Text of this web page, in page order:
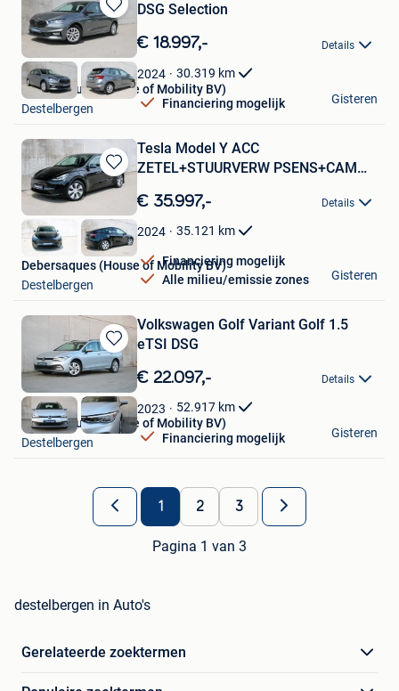
Bewaren
in
Mijn
Favorieten
DSG Selection
€ 18.997,- Details
2024 30.319 km
Financiering mogelijk
Debersaques (House of Mobility BV)
Destelbergen
Gisteren
Bewaren
in
Favorieten
Tesla Model Y ACC
ZETEL+STUURVERW PSENS+CAM
€ 35.997,- Details
2024 35.121 km
Financiering mogelijk
Alle milieu/emissie zones
Debersaques (House of Mobility BV)
Destelbergen
Gisteren
Bewaren
in
Mijn
Favorieten
Volkswagen Golf Variant Golf 1.5
eTSI DSG
€ 22.097,- Details
2023 52.917 km
Financiering mogelijk
Debersaques (House of Mobility BV)
Destelbergen
Gisteren
1 2 3
Pagina 1 van 3
destelbergen in Auto's
Gerelateerde zoektermen